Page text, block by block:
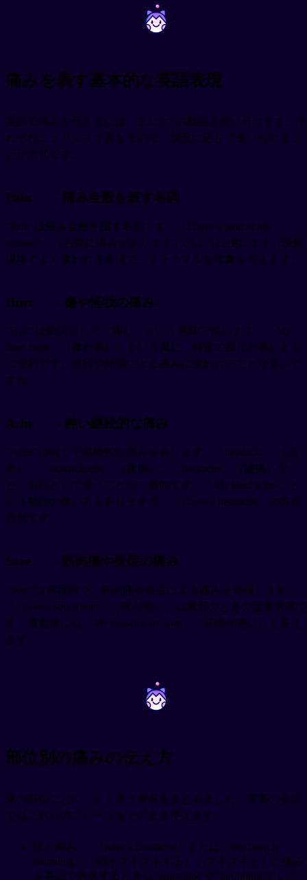
~ ~
痛みを表す基本的な英語表現
英語で痛みを伝えるには、主に3つの動詞を使い分けます。そ
れぞれニュアンスが異なるので、状況に応じて使い分けるこ
とが大切です。
Pain - 痛み全般を表す名詞
"Pain"は痛み全般を指す名詞です。「I have a pain in my
stomach」（お腹に痛みがあります）のように使います。医療
現場でよく使われる表現で、フォーマルな印象を与えます。
Hurt - 傷や怪我の痛み
"Hurt"は動詞として「痛む」という意味で使います。「My
knee hurts」（膝が痛い）という風に、特定の部位が痛いとき
に便利です。怪我や外傷による痛みに使われることが多いで
すね。
Ache - 鈍い継続的な痛み
"Ache"は鈍くて継続的な痛みを表します。「headache」（頭
痛）、「stomachache」（腹痛）、「backache」（腰痛）な
ど、名詞として使うことが一般的です。「My head aches」と
いう動詞の使い方もありますが、「I have a headache」の方が
自然です。
Sore - 筋肉痛や炎症の痛み
"Sore"は形容詞で、筋肉痛や炎症による痛みを表現します。
「I have a sore throat」（喉が痛い）は風邪のときの定番表現で
す。運動後には「My muscles are sore」（筋肉が痛い）と言え
ます。
~ ~
部位別の痛みの伝え方
体の部位ごとに、よく使う表現をまとめました。実際の会話
ではこれらのフレーズをそのまま使えます。
頭の痛み：「I have a headache」または「My head is
pounding」（頭がズキズキする）。ズキズキとした痛み
を英語で表現するときは"pounding"や"throbbing"という